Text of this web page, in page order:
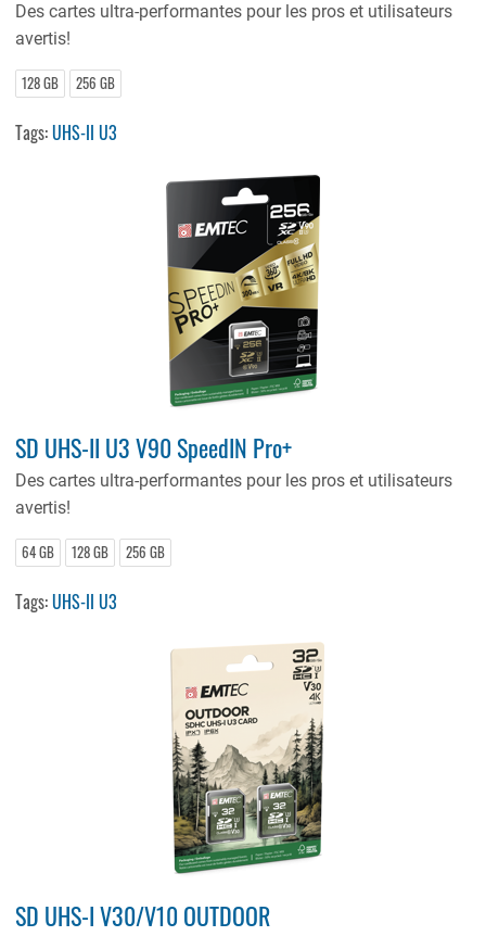
Des cartes ultra-performantes pour les pros et utilisateurs
avertis!
128 GB 256 GB
Tags:UHS-II U3
SD UHS-II U3 V90 SpeedIN Pro+
Des cartes ultra-performantes pour les pros et utilisateurs
avertis!
64 GB 128 GB 256 GB
Tags:UHS-II U3
SD UHS-I V30/V10 OUTDOOR